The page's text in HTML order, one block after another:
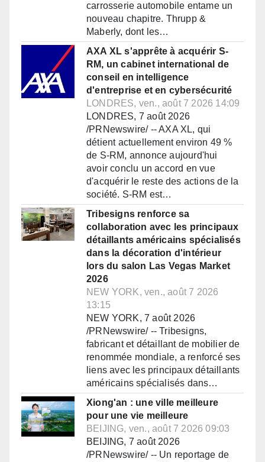
carrosserie automobile entame un
nouveau chapitre. Thrupp &
Maberly, dont les…
AXA XL s'apprête à acquérir S-
RM, un cabinet international de
conseil en intelligence
d'entreprise et en cybersécurité
LONDRES, ven., août 7 2026 14:09
LONDRES, 7 août 2026
/PRNewswire/ -- AXA XL, qui
détient actuellement environ 49 %
de S-RM, annonce aujourd'hui
avoir conclu un accord en vue
d'acquérir le reste des actions de la
société. S-RM est…
Tribesigns renforce sa
collaboration avec les principaux
détaillants américains spécialisés
dans la décoration d'intérieur
lors du salon Las Vegas Market
2026
NEW YORK, ven., août 7 2026
13:15
NEW YORK, 7 août 2026
/PRNewswire/ -- Tribesigns,
fabricant et détaillant de mobilier de
renommée mondiale, a renforcé ses
liens avec les principaux détaillants
américains spécialisés dans…
Xiong'an : une ville meilleure
pour une vie meilleure
BEIJING, ven., août 7 2026 09:03
BEIJING, 7 août 2026
/PRNewswire/ -- Un reportage de